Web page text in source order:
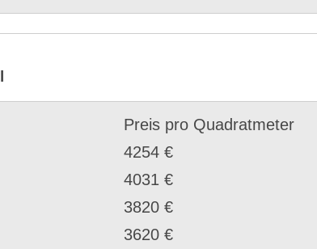
Preis pro Quadratmeter
4254 €
4031 €
3820 €
3620 €